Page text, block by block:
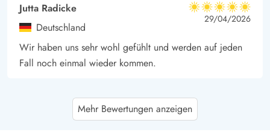
Jutta Radicke
Deutschland
5 von 5
5 von 5
5 out of 5
29/04/2026
Wir haben uns sehr wohl gefühlt und werden auf jeden
Fall noch einmal wieder kommen.
Ute Gerlach-Lehmann
Deutschland
5 von 5
5 out of 5
Mehr Bewertungen anzeigen